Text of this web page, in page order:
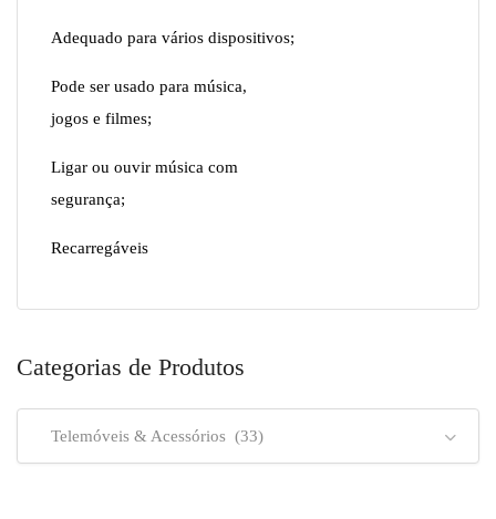
Adequado para vários dispositivos;
Pode ser usado para música,
jogos e filmes;
Ligar ou ouvir música com
segurança;
Recarregáveis
Categorias de Produtos
Telemóveis & Acessórios (33)